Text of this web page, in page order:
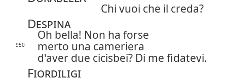
Chi vuoi che il creda?
Despina
Oh bella! Non ha forse
950
merto una cameriera
d'aver due cicisbei? Di me fidatevi.
Fiordiligi